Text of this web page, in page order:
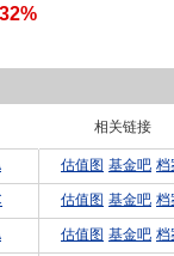
相关链接
估值图 基金吧 档
估值图 基金吧 档
估值图 基金吧 档